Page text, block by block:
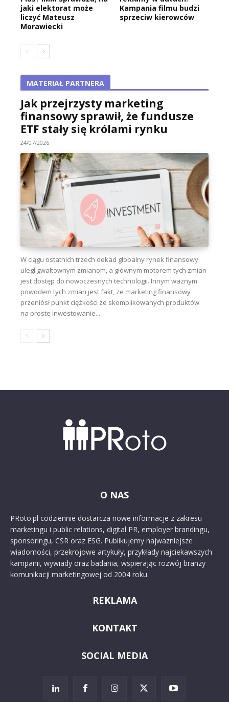
jaki elektorat może
liczyć Mateusz
Morawiecki
Kampania filmu budzi
sprzeciw kierowców
MATERIAŁ PARTNERA
Jak przejrzysty marketing
finansowy sprawił, że fundusze
ETF stały się królami rynku
24/07/2026
W ciągu ostatnich trzech dekad globalny rynek finansowy
uległ gwałtownym zmianom, a głównym motorem tych zmian
jest dostęp do nowoczesnych technologii. Innym ważnym
powodem tych zmian jest fakt, że marketing finansowy
przeniósł punkt ciężkości ze skomplikowanych produktów
na proste inwestowanie...
O NAS
PRoto.pl codziennie dostarcza nowe informacje z zakresu
marketingu i public relations, digital PR, employer brandingu,
sponsoringu, CSR oraz ESG. Publikujemy najważniejsze
wiadomości, przekrojowe artykuły, przykłady najciekawszych
kampanii, wywiady oraz badania, wspierając rozwój branży
komunikacji marketingowej od 2004 roku.
REKLAMA
KONTAKT
SOCIAL MEDIA